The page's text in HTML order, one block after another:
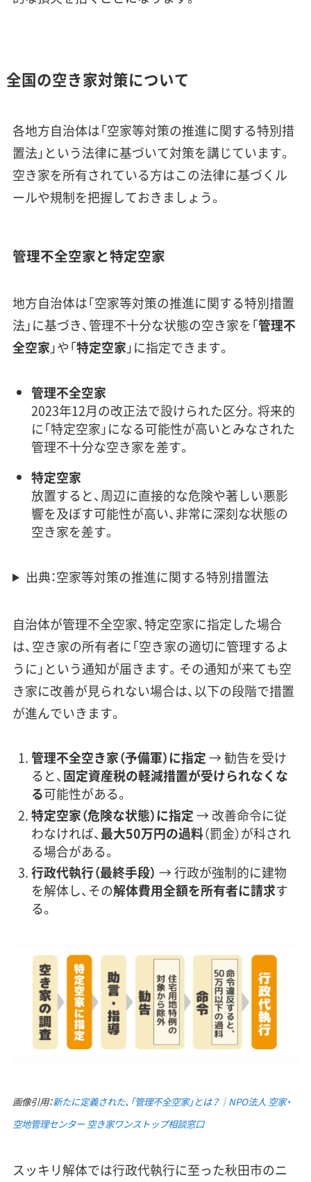
全国の空き家対策について
各地方自治体は「空家等対策の推進に関する特別措
置法」という法律に基づいて対策を講じています。
空き家を所有されている方はこの法律に基づくル
ールや規制を把握しておきましょう。
管理不全空家と特定空家
地方自治体は「空家等対策の推進に関する特別措置
法」に基づき、管理不十分な状態の空き家を「管理不
全空家」や「特定空家」に指定できます。
管理不全空家
2023年12月の改正法で設けられた区分。将来的
に「特定空家」になる可能性が高いとみなされた
管理不十分な空き家を差す。
特定空家
放置すると、周辺に直接的な危険や著しい悪影
響を及ぼす可能性が高い、非常に深刻な状態の
空き家を差す。
出典：空家等対策の推進に関する特別措置法
自治体が管理不全空家、特定空家に指定した場合
は、空き家の所有者に「空き家の適切に管理するよ
うに」という通知が届きます。その通知が来ても空
き家に改善が見られない場合は、以下の段階で措置
が進んでいきます。
管理不全空き家（予備軍）に指定→ 勧告を受け
ると、固定資産税の軽減措置が受けられなくな
る可能性がある。
特定空家（危険な状態）に指定→ 改善命令に従
わなければ、最大50万円の過料（罰金）が科され
る場合がある。
行政代執行（最終手段） → 行政が強制的に建物
を解体し、その解体費用全額を所有者に請求す
る。
画像引用：新たに定義された、「管理不全空家」とは？｜NPO法人 空家・
空地管理センター 空き家ワンストップ相談窓口
スッキリ解体では行政代執行に至った秋田市のニ